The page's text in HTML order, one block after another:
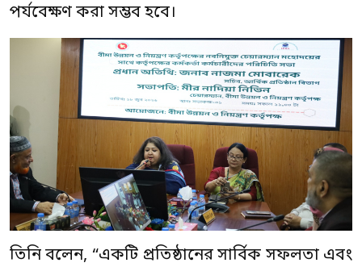
পর্যবেক্ষণ করা সম্ভব হবে।
তিনি বলেন, “একটি প্রতিষ্ঠানের সার্বিক সফলতা এবং